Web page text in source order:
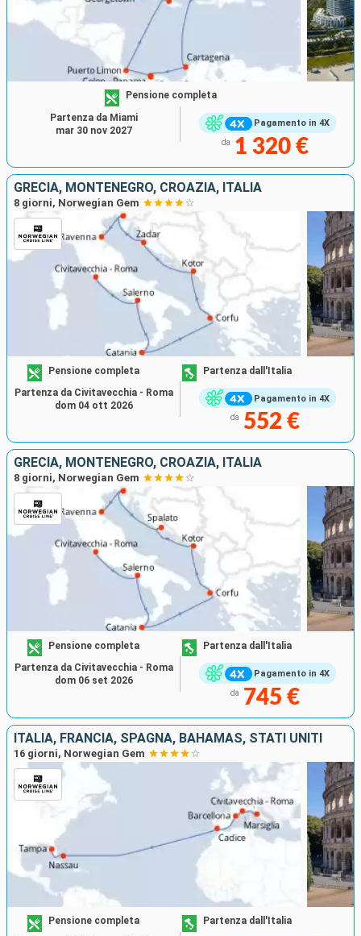
Pagamento in 4X
Pensione completa
da 1 320 €
Partenza da Miami
mar 30 nov 2027
GRECIA, MONTENEGRO, CROAZIA, ITALIA
8 giorni, Norwegian Gem
Pagamento in 4X
Pensione completa Partenza dall'Italia
da 552 €
Partenza da Civitavecchia - Roma
dom 04 ott 2026
GRECIA, MONTENEGRO, CROAZIA, ITALIA
8 giorni, Norwegian Gem
Pagamento in 4X
Pensione completa Partenza dall'Italia
da 745 €
Partenza da Civitavecchia - Roma
dom 06 set 2026
ITALIA, FRANCIA, SPAGNA, BAHAMAS, STATI UNITI
16 giorni, Norwegian Gem
Pensione completa Partenza dall'Italia